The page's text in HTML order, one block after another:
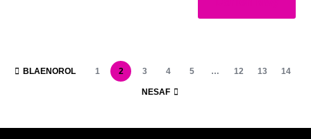
BLAENOROL 1 2 3 4 5 … 12 13 14
NESAF